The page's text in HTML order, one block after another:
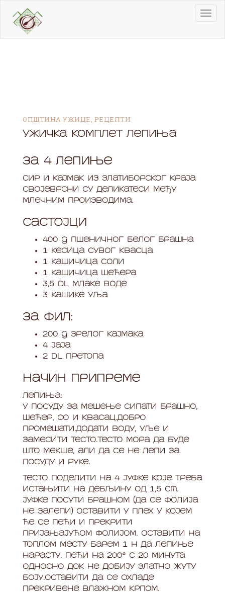
content
ОПШТИНА УЖИЦЕ, РЕЦЕПТИ
Ужичка комплет лепиња
За 4 лепиње
Сир и кајмак из златиборског краја
својеврсни су деликатеси међу
млечним производима.
Састојци
400 g пшеничног белог брашна
1 кесица сувог квасца
1 кашичица соли
1 кашичица шећера
3,5 dl млаке воде
3 кашике уља
За фил:
200 g зрелог кајмака
4 јаја
2 dl претопа
Начин припреме
Лепиња:
У посуду за мешење сипати брашно,
шећер, со и квасац.Добро
промешати.Додати воду, уље и
замесити тесто.Тесто мора да буде
што мекше, али да се не лепи за
посуду и руке.
Тесто поделити на 4 јуфке које треба
истањити на дебљину од 1,5 cm.
Јуфке посути брашном (да се фолија
не залепи) оставити у плех у којем
ће се пећи и прекрити
пријањајућом фолијом. Оставити на
топлом месту барем 1 h да лепиње
нарасту. Пећи на 200° C 20 минута
односно док не добију златно жуту
боју.Оставити да се охладе
прекривене влажном крпом.